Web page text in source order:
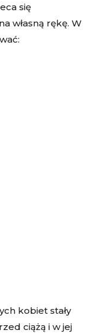
się
własną rękę. W
kobiet stały
ciążą i w jej